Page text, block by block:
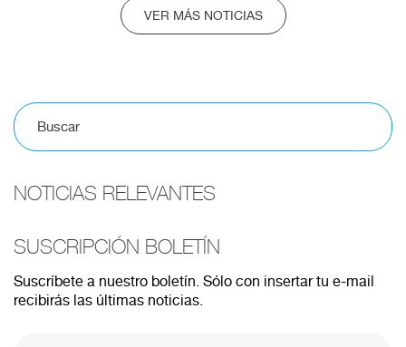
VER MÁS NOTICIAS
NOTICIAS RELEVANTES
SUSCRIPCIÓN BOLETÍN
Suscríbete a nuestro boletín. Sólo con insertar tu e-mail
recibirás las últimas noticias.